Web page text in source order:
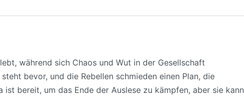
während sich Chaos und Wut in der Gesellschaft
bevor, und die Rebellen schmieden einen Plan, die
ist bereit, um das Ende der Auslese zu kämpfen, aber sie kann